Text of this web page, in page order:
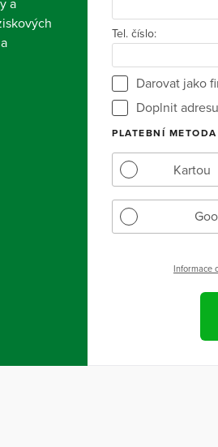
a
Tel. číslo:
Darovat jako
Doplnit
PLATEBNÍ METODA
Kartou
Informace